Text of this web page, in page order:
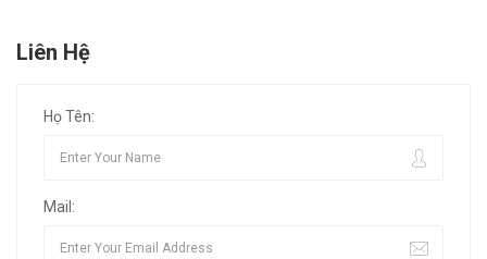
Liên Hệ
Họ Tên:
Mail: